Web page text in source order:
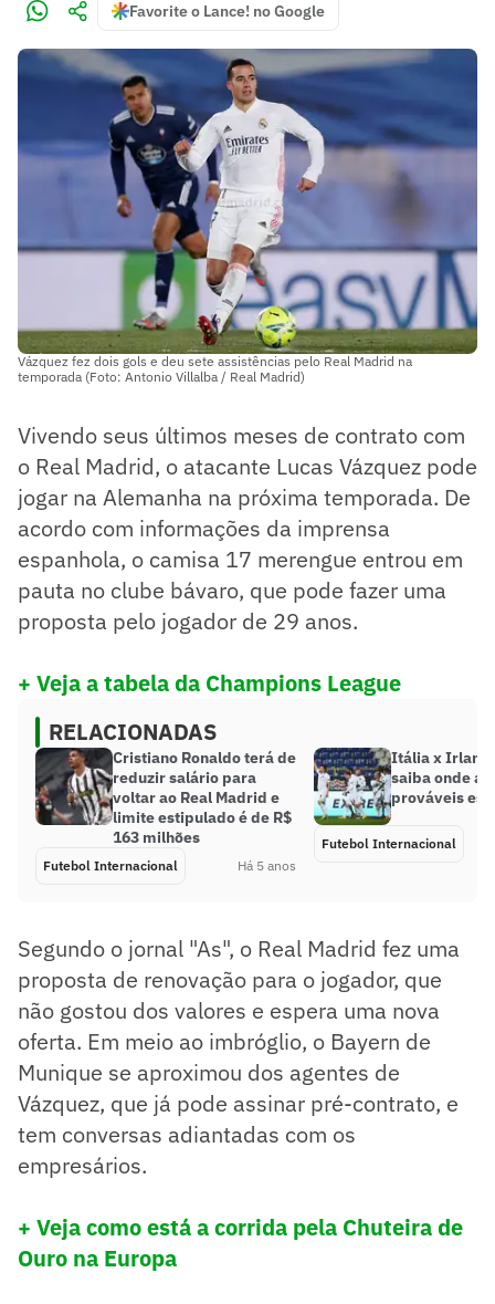
Favorite o Lance! no Google
Vázquez fez dois gols e deu sete assistências pelo Real Madrid na
temporada (Foto: Antonio Villalba / Real Madrid)
Vivendo seus últimos meses de contrato com
o Real Madrid, o atacante Lucas Vázquez pode
jogar na Alemanha na próxima temporada. De
acordo com informações da imprensa
espanhola, o camisa 17 merengue entrou em
pauta no clube bávaro, que pode fazer uma
proposta pelo jogador de 29 anos.
+ Veja a tabela da Champions League
RELACIONADAS
Cristiano Ronaldo terá de
reduzir salário para
voltar ao Real Madrid e
limite estipulado é de R$
163 milhões
Futebol Internacional Há 5 anos
Itália x
saiba onde
prováveis
Futebol Internacional
Segundo o jornal "As", o Real Madrid fez uma
proposta de renovação para o jogador, que
não gostou dos valores e espera uma nova
oferta. Em meio ao imbróglio, o Bayern de
Munique se aproximou dos agentes de
Vázquez, que já pode assinar pré-contrato, e
tem conversas adiantadas com os
empresários.
+ Veja como está a corrida pela Chuteira de
Ouro na Europa